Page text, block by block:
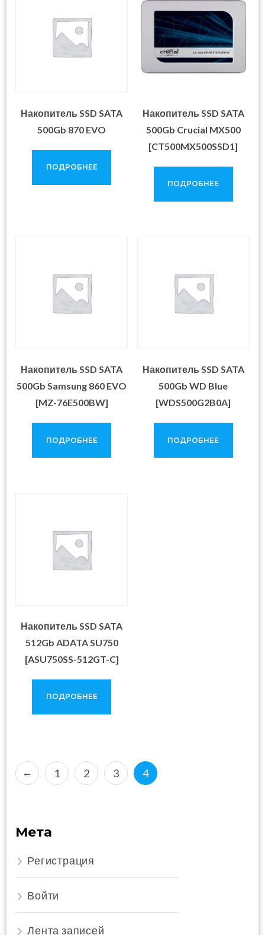
Накопитель SSD SATA
500Gb 870 EVO
ПОДРОБНЕЕ
Накопитель SSD SATA
500Gb Crucial MX500
[CT500MX500SSD1]
ПОДРОБНЕЕ
Накопитель SSD SATA
500Gb Samsung 860 EVO
[MZ-76E500BW]
ПОДРОБНЕЕ
Накопитель SSD SATA
500Gb WD Blue
[WDS500G2B0A]
ПОДРОБНЕЕ
Накопитель SSD SATA
512Gb ADATA SU750
[ASU750SS-512GT-C]
ПОДРОБНЕЕ
← 1 2 3 4
Мета
Регистрация
Войти
Лента записей